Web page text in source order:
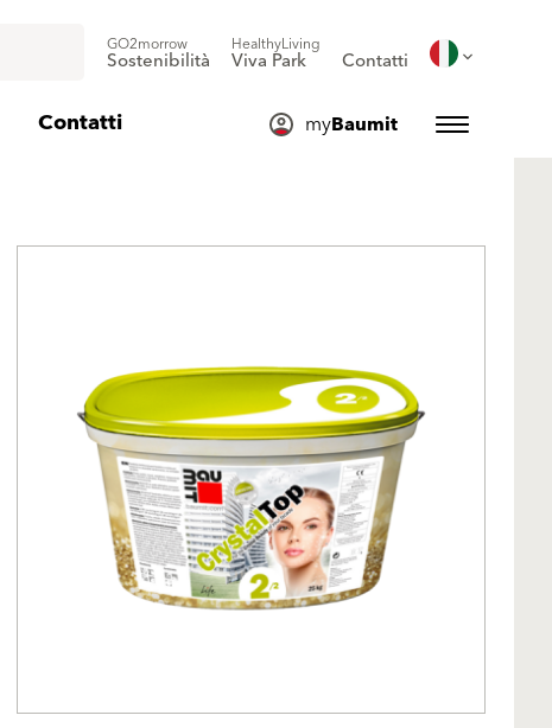
GO2morrow
Sostenibilità
HealthyLiving
Viva Park Contatti
Contatti myBaumit